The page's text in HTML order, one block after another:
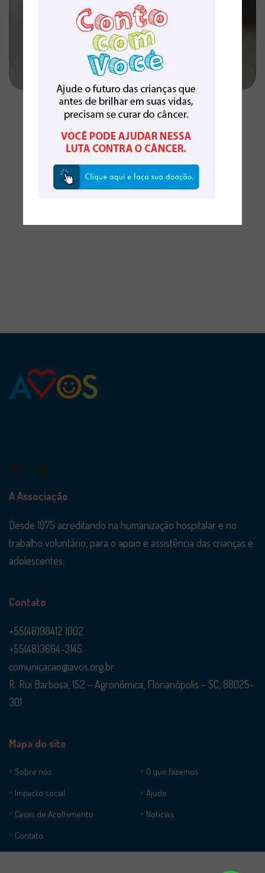
A Associação
Desde 1975 acreditando na humanização hospitalar e no
trabalho voluntário, para o apoio e assistência das crianças e
adolescentes.
Contato
+55(48)98412 1002
+55(48)3664-3145
comunicacao@avos.org.br
R. Rui Barbosa, 152 – Agronômica, Florianópolis – SC, 88025-
301
Mapa do site
Sobre nós
O que fazemos
Impacto social
Ajude
Casas de Acolhimento
Notícias
Contato